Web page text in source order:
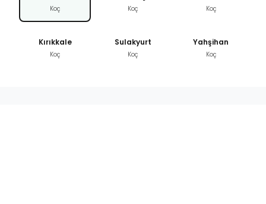
Koç Koç Koç
Kırıkkale
Koç
Sulakyurt
Koç
Yahşihan
Koç